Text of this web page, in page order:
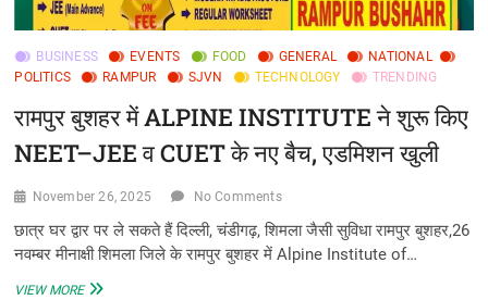
BUSINESS EVENTS FOOD GENERAL
NATIONAL
POLITICS
RAMPUR SJVN TECHNOLOGY TRENDING
रामपुर बुशहर में ALPINE INSTITUTE ने शुरू किए
NEET–JEE व CUET के नए बैच, एडमिशन खुली
November 26, 2025 No Comments
छात्र घर द्वार पर ले सकते हैं दिल्ली, चंडीगढ़, शिमला जैसी सुविधा रामपुर बुशहर,26
नवम्बर मीनाक्षी शिमला जिले के रामपुर बुशहर में Alpine Institute of…
VIEW MOREरामपुर